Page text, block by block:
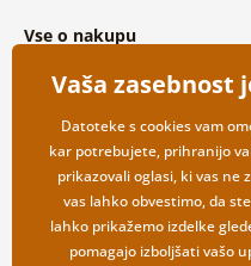
Vse o nakupu
Splošni in reklamacijski pogoji
Varovanje osebnih podatkov
Možnosti dostave in plačila
Vračilo blaga
Vaša zasebnost
Datoteke s cookies vam
kar potrebujete, prihranijo
prikazovali oglasi, ki vas ne
vas lahko obvestimo, da
lahko prikažemo izdelke
pomagajo izboljšati vašo